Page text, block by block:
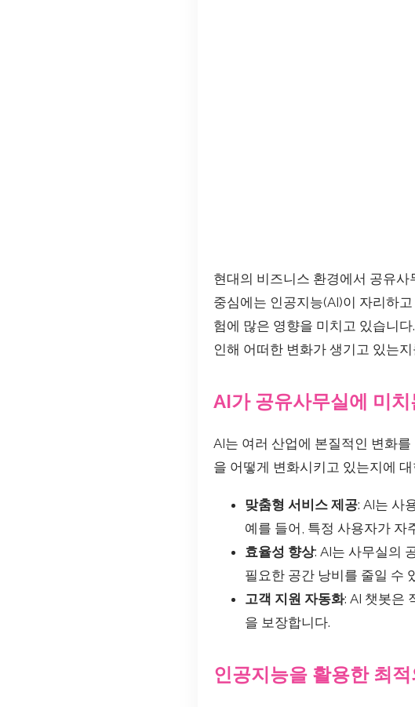
현대의 비즈니스 환경에서 공유사
중심에는 인공지능(AI)이 자리하
험에 많은 영향을 미치고 있습니
인해 어떠한 변화가 생기고 있는
AI가 공유사무실에 미
AI는 여러 산업에 본질적인 변화
을 어떻게 변화시키고 있는지에
맞춤형 서비스 제공: AI는 사
예를 들어, 특정 사용자가 자
효율성 향상: AI는 사무실의
필요한 공간 낭비를 줄일 수
고객 지원 자동화: AI 챗봇은
을 보장합니다.
인공지능을 활용한 최